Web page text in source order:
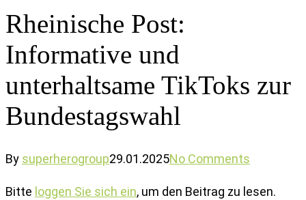
Rheinische Post:
Informative und
unterhaltsame TikToks zur
Bundestagswahl
By superherogroup29.01.2025No Comments
Bitte loggen Sie sich ein, um den Beitrag zu lesen.